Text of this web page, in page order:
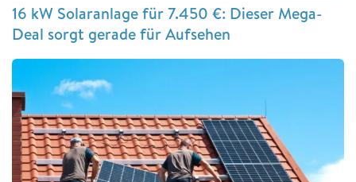
16 kW Solaranlage für 7.450 €: Dieser Mega-
Deal sorgt gerade für Aufsehen